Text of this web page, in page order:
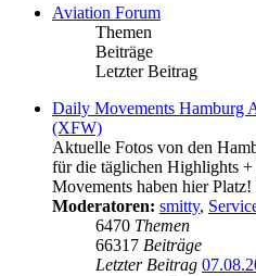
Aviation Forum
Themen
Beiträge
Letzter Beitrag
Daily Movements Hamburg
(XFW)
Aktuelle Fotos von den
für die täglichen Highlights
Movements haben hier
Moderatoren: smitty,
6470 Themen
66317 Beiträge
Letzter Beitrag